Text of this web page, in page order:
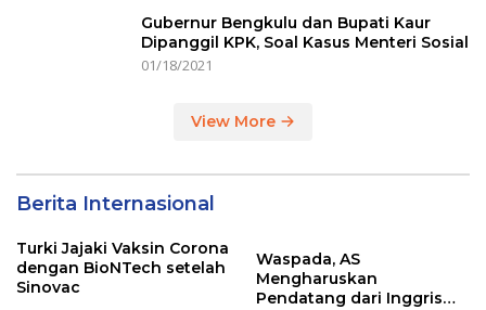
Gubernur Bengkulu dan Bupati Kaur
Dipanggil KPK, Soal Kasus Menteri Sosial
01/18/2021
View More
Berita Internasional
Turki Jajaki Vaksin Corona
dengan BioNTech setelah
Sinovac
Waspada, AS
Mengharuskan
Pendatang dari Inggris